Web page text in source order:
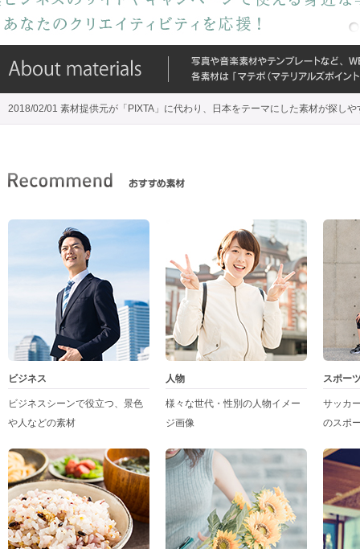
2018/02/01 素材提供元が「PIXTA」に代わり、日本をテーマにした素材が探しや
ビジネス
ビジネスシーンで役立つ、景色
や人などの素材
人物
様々な世代・性別の人物イメー
ジ画像
スポー
サッカ
のスポ